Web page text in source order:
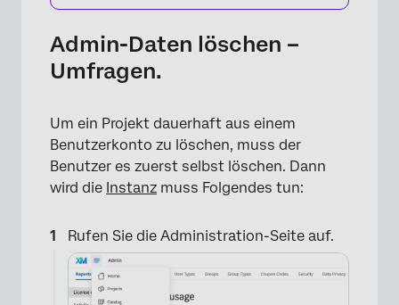
×
Admin-Daten löschen –
Umfragen.
Um ein Projekt dauerhaft aus einem
Benutzerkonto zu löschen, muss der
Benutzer es zuerst selbst löschen. Dann
wird die Instanz muss Folgendes tun:
Rufen Sie die Administration-Seite auf.